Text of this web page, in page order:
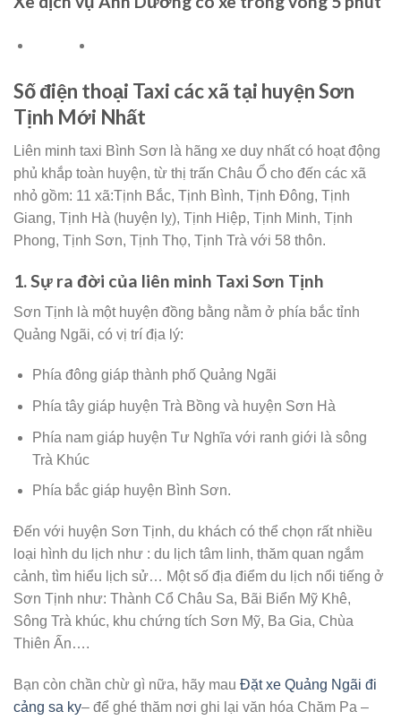
Số điện thoại Taxi các xã tại huyện Sơn
Tịnh Mới Nhất
Liên minh taxi Bình Sơn là hãng xe duy nhất có hoạt động
phủ khắp toàn huyện, từ thị trấn Châu Ổ cho đến các xã
nhỏ gồm: 11 xã:Tịnh Bắc, Tịnh Bình, Tịnh Đông, Tịnh
Giang, Tịnh Hà (huyện lỵ), Tịnh Hiệp, Tịnh Minh, Tịnh
Phong, Tịnh Sơn, Tịnh Thọ, Tịnh Trà với 58 thôn.
1. Sự ra đời của liên minh Taxi Sơn Tịnh
Sơn Tịnh là một huyện đồng bằng nằm ở phía bắc tỉnh
Quảng Ngãi, có vị trí địa lý:
Phía đông giáp thành phố Quảng Ngãi
Phía tây giáp huyện Trà Bồng và huyện Sơn Hà
Phía nam giáp huyện Tư Nghĩa với ranh giới là sông
Trà Khúc
Phía bắc giáp huyện Bình Sơn.
Đến với huyện Sơn Tịnh, du khách có thể chọn rất nhiều
loại hình du lịch như : du lịch tâm linh, thăm quan ngắm
cảnh, tìm hiểu lịch sử… Một số địa điểm du lịch nổi tiếng ở
Sơn Tịnh như: Thành Cổ Châu Sa, Bãi Biển Mỹ Khê,
Sông Trà khúc, khu chứng tích Sơn Mỹ, Ba Gia, Chùa
Thiên Ấn….
Bạn còn chần chừ gì nữa, hãy mau Đặt xe Quảng Ngãi đi
cảng sa ky– để ghé thăm nơi ghi lại văn hóa Chăm Pa –